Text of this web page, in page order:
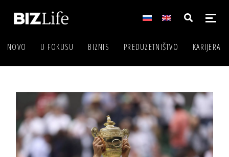
NOVO U FOKUSU BIZNIS PREDUZETNIŠTVO KARIJERA